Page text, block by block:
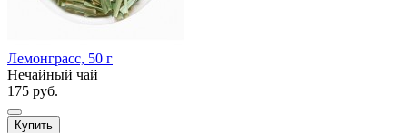
Лемонграсс, 50 г
Нечайный чай
175 руб.
Купить